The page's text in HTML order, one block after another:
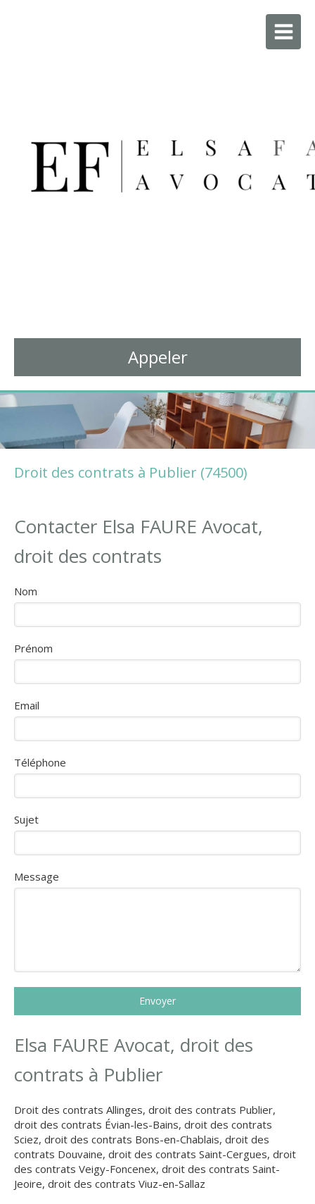
Appeler
Droit des contrats à Publier (74500)
Contacter Elsa FAURE Avocat,
droit des contrats
Nom
Prénom
Email
Téléphone
Sujet
Message
Envoyer
Elsa FAURE Avocat, droit des
contrats à Publier
Droit des contrats Allinges, droit des contrats Publier,
droit des contrats Évian-les-Bains, droit des contrats
Sciez, droit des contrats Bons-en-Chablais, droit des
contrats Douvaine, droit des contrats Saint-Cergues, droit
des contrats Veigy-Foncenex, droit des contrats Saint-
Jeoire, droit des contrats Viuz-en-Sallaz